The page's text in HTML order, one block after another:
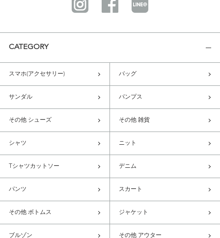
CATEGORY
スマホ(アクセサリー) バッグ
サンダル パンプス
その他 シューズ その他 雑貨
シャツ ニット
Tシャツカットソー デニム
パンツ スカート
その他 ボトムス ジャケット
ブルゾン その他 アウター